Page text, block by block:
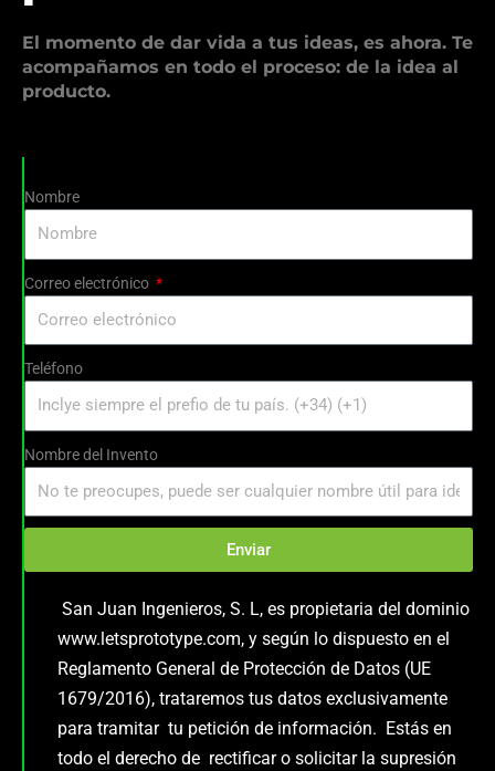
El momento de dar vida a tus ideas, es ahora. Te
acompañamos en todo el proceso: de la idea al
producto.
Nombre
Correo electrónico
Teléfono
Nombre del Invento
Enviar
San Juan Ingenieros, S. L, es propietaria del dominio
www.letsprototype.com, y según lo dispuesto en el
Reglamento General de Protección de Datos (UE
1679/2016), trataremos tus datos exclusivamente
para tramitar tu petición de información. Estás en
todo el derecho de rectificar o solicitar la supresión